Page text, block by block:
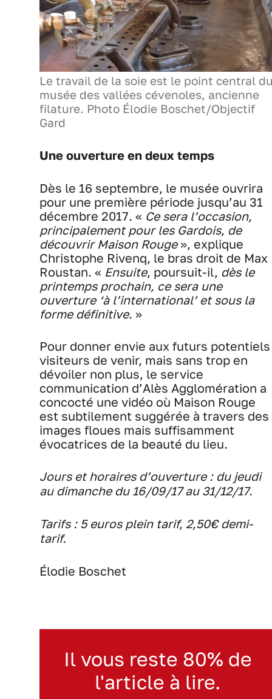
Le travail de la soie est le point central
musée des vallées cévenoles, ancienne
filature. Photo Élodie Boschet/Objectif
Gard
Une ouverture en deux temps
Dès le 16 septembre, le musée ouvrira
pour une première période jusqu’au 31
décembre 2017. « Ce sera l’occasion,
principalement pour les Gardois, de
découvrir Maison Rouge», explique
Christophe Rivenq, le bras droit de Max
Roustan. « Ensuite, poursuit-il, dès le
printemps prochain, ce sera une
ouverture ‘à l’international’ et sous la
forme définitive. »
Pour donner envie aux futurs potentiels
visiteurs de venir, mais sans trop en
dévoiler non plus, le service
communication d’Alès Agglomération a
concocté une vidéo où Maison Rouge
est subtilement suggérée à travers des
images floues mais suffisamment
évocatrices de la beauté du lieu.
Jours et horaires d’ouverture : du jeudi
au dimanche du 16/09/17 au 31/12/17.
Tarifs : 5 euros plein tarif, 2,50€ demi-
tarif.
Élodie Boschet
Il vous reste 80% de
l'article à lire.